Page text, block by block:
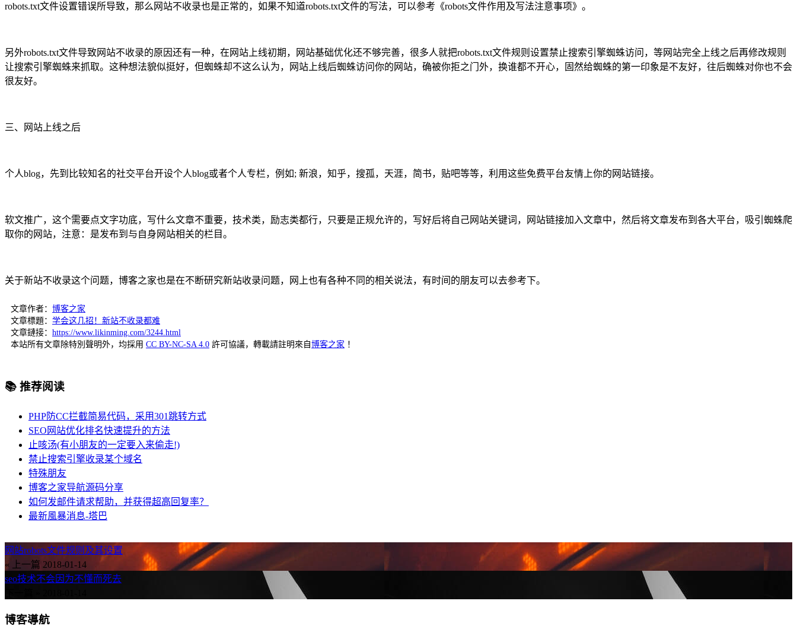
robots.txt文件设置错误所导致，那么网站不收录也是正常的，如果不知道robots.txt文件的写法，可以参考《robots文件作用及写法注意事项》。
另外robots.txt文件导致网站不收录的原因还有一种，在网站上线初期，网站基础优化还不够完善，很多人就把robots.txt文件规则设置禁止搜索引擎蜘蛛访问，等网站完全上线之后再修改规则
让搜索引擎蜘蛛来抓取。这种想法貌似挺好，但蜘蛛却不这么认为，网站上线后蜘蛛访问你的网站，确被你拒之门外，换谁都不开心，固然给蜘蛛的第一印象是不友好，往后蜘蛛对你也不会
很友好。
三、网站上线之后
个人blog，先到比较知名的社交平台开设个人blog或者个人专栏，例如; 新浪，知乎，搜孤，天涯，简书，贴吧等等，利用这些免费平台友情上你的网站链接。
软文推广，这个需要点文字功底，写什么文章不重要，技术类，励志类都行，只要是正规允许的，写好后将自己网站关键词，网站链接加入文章中，然后将文章发布到各大平台，吸引蜘蛛爬
取你的网站，注意：是发布到与自身网站相关的栏目。
关于新站不收录这个问题，博客之家也是在不断研究新站收录问题，网上也有各种不同的相关说法，有时间的朋友可以去参考下。
文章作者： 博客之家
文章標題： 学会这几招！新站不收录都难
文章鏈接： https://www.likinming.com/3244.html
本站所有文章除特別聲明外，均採用 CC BY-NC-SA 4.0 許可協議，轉載請註明來自 博客之家 ！
📚 推荐阅读
PHP防CC拦截简易代码，采用301跳转方式
SEO网站优化排名快速提升的方法
止咳汤(有小朋友的一定要入来偷走!)
禁止搜索引擎收录某个域名
特殊朋友
博客之家导航源码分享
如何发邮件请求帮助，并获得超高回复率？
最新風暴消息-塔巴
网站robots文件规则及其设置
« 上一篇 2018-01-14
seo技术不会因为不懂而死去
博客導航